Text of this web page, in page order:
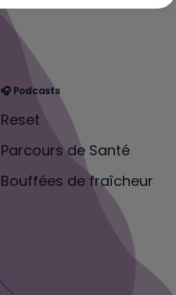
🎧 Podcasts
Reset
Parcours de Santé
Bouffées de fraîcheur